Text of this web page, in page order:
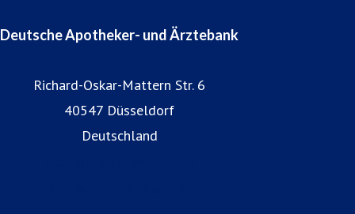
Deutsche Apotheker- und Ärztebank
Richard-Oskar-Mattern Str. 6
40547 Düsseldorf
Deutschland